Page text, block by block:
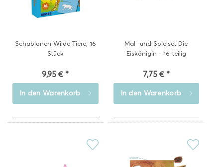
Schablonen Wilde Tiere, 16
Stück
9,95 € *
In den Warenkorb
Mal- und Spielset Die
Eiskönigin - 16-teilig
7,75 € *
In den Warenkorb